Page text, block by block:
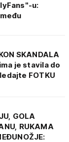
u:
SKANDALA
je stavila do
FOTKU
GOLA
RUKAMA